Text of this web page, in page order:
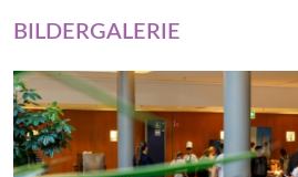
BILDERGALERIE